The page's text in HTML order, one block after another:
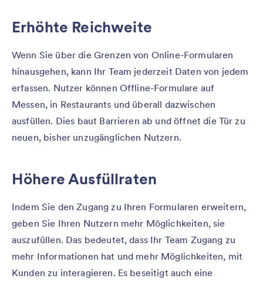
Erhöhte Reichweite
Wenn Sie über die Grenzen von Online-Formularen
hinausgehen, kann Ihr Team jederzeit Daten von jedem
erfassen. Nutzer können Offline-Formulare auf
Messen, in Restaurants und überall dazwischen
ausfüllen. Dies baut Barrieren ab und öffnet die Tür zu
neuen, bisher unzugänglichen Nutzern.
Höhere Ausfüllraten
Indem Sie den Zugang zu Ihren Formularen erweitern,
geben Sie Ihren Nutzern mehr Möglichkeiten, sie
auszufüllen. Das bedeutet, dass Ihr Team Zugang zu
mehr Informationen hat und mehr Möglichkeiten, mit
Kunden zu interagieren. Es beseitigt auch eine